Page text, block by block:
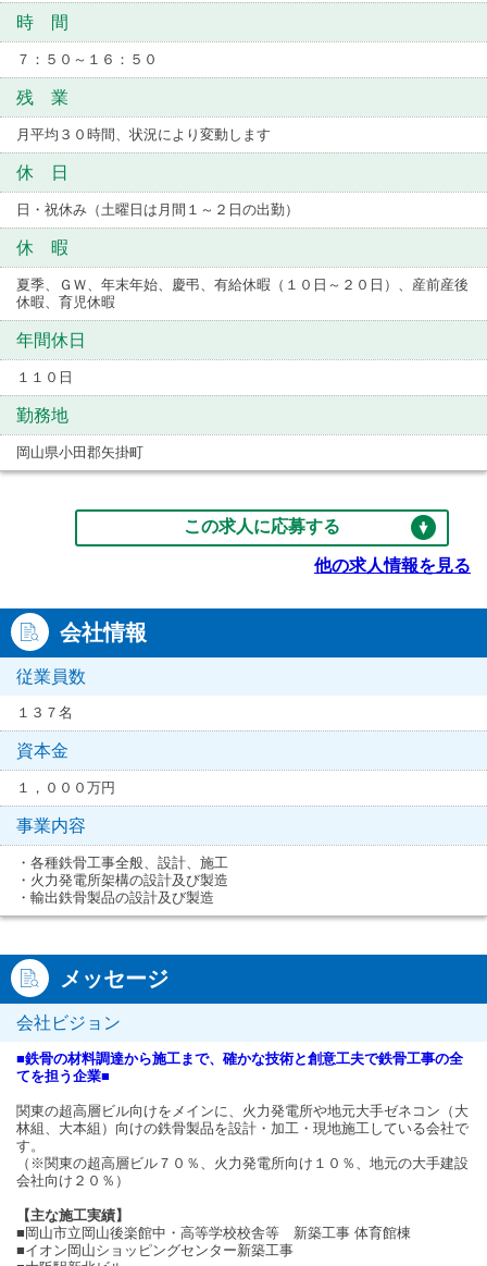
時 間
７：５０～１６：５０
残 業
月平均３０時間、状況により変動します
休 日
日・祝休み（土曜日は月間１～２日の出勤）
休 暇
夏季、ＧＷ、年末年始、慶弔、有給休暇（１０日～２０日）、産前産後
休暇、育児休暇
年間休日
１１０日
勤務地
岡山県小田郡矢掛町
この求人に応募する
他の求人情報を見る
会社情報
従業員数
１３７名
資本金
１，０００万円
事業内容
・各種鉄骨工事全般、設計、施工
・火力発電所架構の設計及び製造
・輸出鉄骨製品の設計及び製造
メッセージ
会社ビジョン
■鉄骨の材料調達から施工まで、確かな技術と創意工夫で鉄骨工事の全
てを担う企業■
関東の超高層ビル向けをメインに、火力発電所や地元大手ゼネコン（大
林組、大本組）向けの鉄骨製品を設計・加工・現地施工している会社で
す。
（※関東の超高層ビル７０％、火力発電所向け１０％、地元の大手建設
会社向け２０％）
【主な施工実績】
■岡山市立岡山後楽館中・高等学校校舎等 新築工事 体育館棟
■イオン岡山ショッピングセンター新築工事